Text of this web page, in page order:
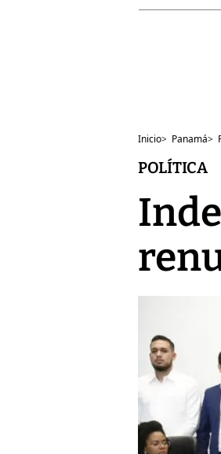
Inicio> Panamá>
POLÍTICA